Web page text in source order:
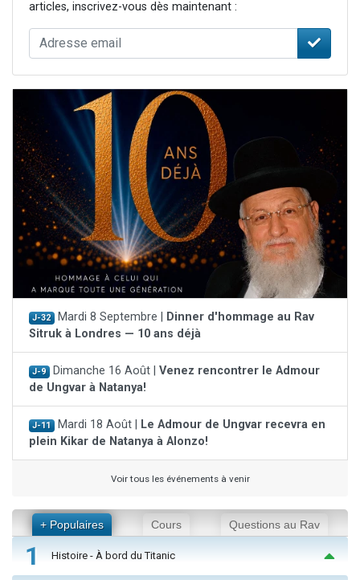
articles, inscrivez-vous dès maintenant :
J-32 Mardi 8 Septembre |
Dinner d'hommage au Rav
Sitruk à Londres — 10 ans déjà
J-9 Dimanche 16 Août | Venez rencontrer le Admour
de Ungvar à Natanya!
J-11 Mardi 18 Août |
Le Admour de Ungvar recevra en
plein Kikar de Natanya à Alonzo!
Voir tous les événements à venir
+ Populaires Cours Questions au Rav
1 Histoire - À bord du Titanic